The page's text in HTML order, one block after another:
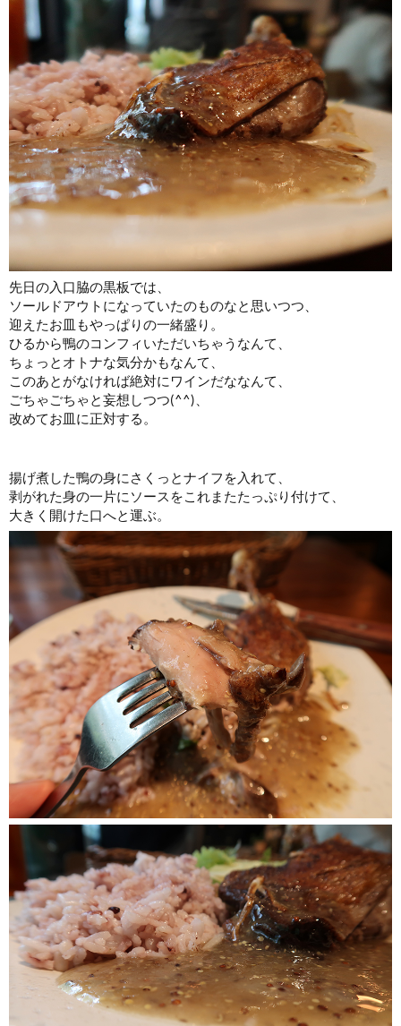
先日の入口脇の黒板では、
ソールドアウトになっていたのものなと思いつつ、
迎えたお皿もやっぱりの一緒盛り。
ひるから鴨のコンフィいただいちゃうなんて、
ちょっとオトナな気分かもなんて、
このあとがなければ絶対にワインだななんて、
ごちゃごちゃと妄想しつつ(^^)、
改めてお皿に正対する。
揚げ煮した鴨の身にさくっとナイフを入れて、
剥がれた身の一片にソースをこれまたたっぷり付けて、
大きく開けた口へと運ぶ。